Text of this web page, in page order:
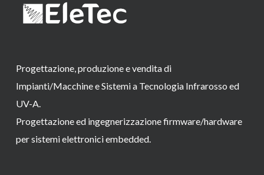
Progettazione, produzione e vendita di
Impianti/Macchine e Sistemi a Tecnologia Infrarosso ed
UV-A.
Progettazione ed ingegnerizzazione firmware/hardware
per sistemi elettronici embedded.